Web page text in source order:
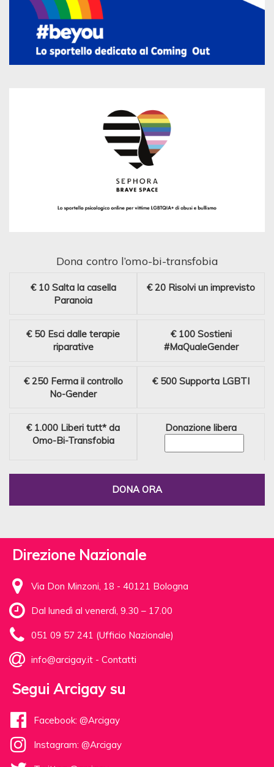
Dona contro l’omo-bi-transfobia
€ 10 Salta la casella
Paranoia
€ 20 Risolvi un imprevisto
€ 50 Esci dalle terapie
riparative
€ 100 Sostieni
#MaQualeGender
€ 250 Ferma il controllo
No-Gender
€ 500 Supporta LGBTI
€ 1.000 Liberi tutt* da
Omo-Bi-Transfobia
Donazione libera
DONA ORA
Direzione Nazionale
Via Don Minzoni, 18 - 40121 Bologna
Dal lunedì al venerdì, 9.30 – 17.00
051 09 57 241 (Ufficio Nazionale)
info@arcigay.it - Contatti
Segui Arcigay su
Facebook: @Arcigay
Instagram: @Arcigay